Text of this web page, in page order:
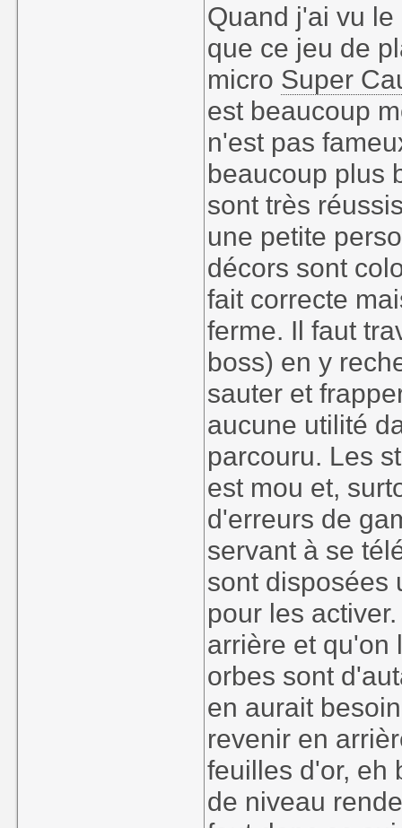
Quand j'ai vu
que ce jeu de
micro Super
est beaucoup
n'est pas
beaucoup plus
sont très
une petite
décors sont
fait correcte
ferme. Il faut
boss) en y
sauter et
aucune utilité
parcouru. Les
est mou et,
d'erreurs de
servant à se
sont disposées
pour les
arrière et qu'on
orbes sont
en aurait
revenir en
feuilles d'or, eh
de niveau